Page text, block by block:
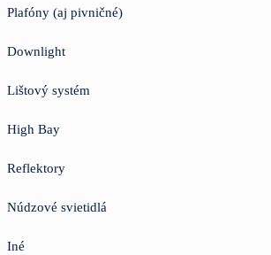
Plafóny (aj pivničné)
Downlight
Lištový systém
High Bay
Reflektory
Núdzové svietidlá
Iné